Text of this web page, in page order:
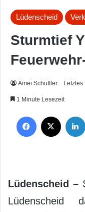
Lüdenscheid
Sturmtief
Amei Schüttler
1 Minute Lesezeit
Lüdenscheid –